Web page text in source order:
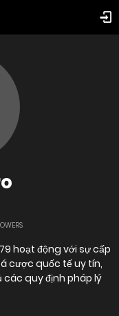
hoạt động với sự cấp
cược quốc tế uy tín,
các quy định pháp lý